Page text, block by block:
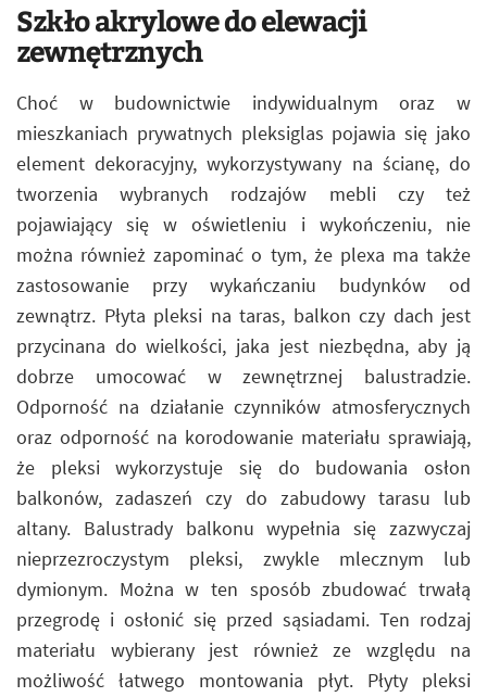
Szkło akrylowe do elewacji
zewnętrznych
Choć w budownictwie indywidualnym oraz w
mieszkaniach prywatnych pleksiglas pojawia się jako
element dekoracyjny, wykorzystywany na ścianę, do
tworzenia wybranych rodzajów mebli czy też
pojawiający się w oświetleniu i wykończeniu, nie
można również zapominać o tym, że plexa ma także
zastosowanie przy wykańczaniu budynków od
zewnątrz. Płyta pleksi na taras, balkon czy dach jest
przycinana do wielkości, jaka jest niezbędna, aby ją
dobrze umocować w zewnętrznej balustradzie.
Odporność na działanie czynników atmosferycznych
oraz odporność na korodowanie materiału sprawiają,
że pleksi wykorzystuje się do budowania osłon
balkonów, zadaszeń czy do zabudowy tarasu lub
altany. Balustrady balkonu wypełnia się zazwyczaj
nieprzezroczystym pleksi, zwykle mlecznym lub
dymionym. Można w ten sposób zbudować trwałą
przegrodę i osłonić się przed sąsiadami. Ten rodzaj
materiału wybierany jest również ze względu na
możliwość łatwego montowania płyt. Płyty pleksi